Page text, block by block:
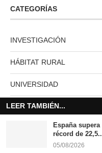
CATEGORÍAS
INVESTIGACIÓN
HÁBITAT RURAL
UNIVERSIDAD
MUNDO ACTUAL
PAISES NUVE
HABITAT RURAL
LEER TAMBIÉN...
España supera
récord de
05/08/2026